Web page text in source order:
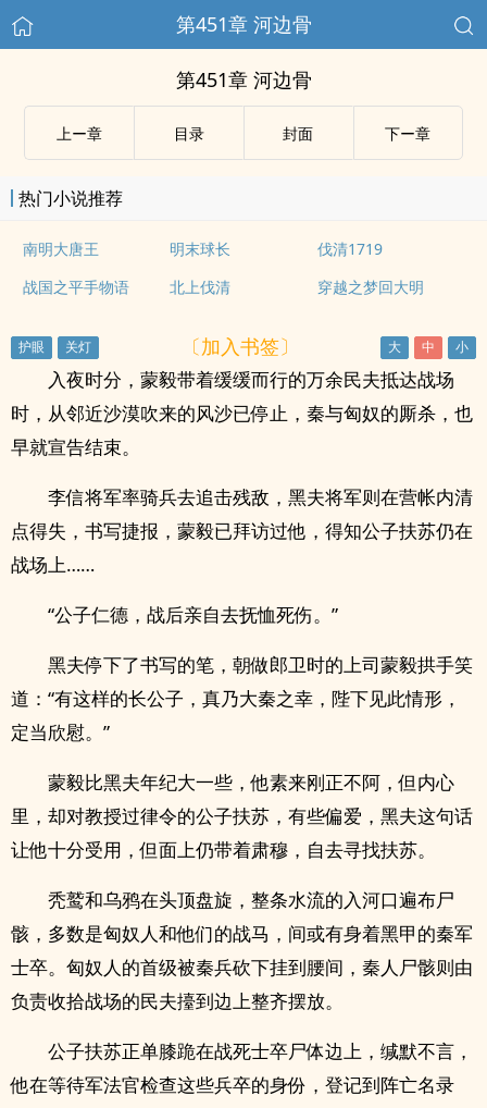
第451章 河边骨
第451章 河边骨
上ー章 目录 封面 下ー章
热门小说推荐
南明大唐王 明末球长
伐清1719
战国之平手物语
北上伐清 穿越之梦回大明
〔加入书签〕
入夜时分，蒙毅带着缓缓而行的万余民夫抵达战场
时，从邻近沙漠吹来的风沙已停止，秦与匈奴的厮杀，也
早就宣告结束。
李信将军率骑兵去追击残敌，黑夫将军则在营帐内清
点得失，书写捷报，蒙毅已拜访过他，得知公子扶苏仍在
战场上……
“公子仁德，战后亲自去抚恤死伤。”
黑夫停下了书写的笔，朝做郎卫时的上司蒙毅拱手笑
道：“有这样的长公子，真乃大秦之幸，陛下见此情形，
定当欣慰。”
蒙毅比黑夫年纪大一些，他素来刚正不阿，但内心
里，却对教授过律令的公子扶苏，有些偏爱，黑夫这句话
让他十分受用，但面上仍带着肃穆，自去寻找扶苏。
秃鹫和乌鸦在头顶盘旋，整条水流的入河口遍布尸
骸，多数是匈奴人和他们的战马，间或有身着黑甲的秦军
士卒。匈奴人的首级被秦兵砍下挂到腰间，秦人尸骸则由
负责收拾战场的民夫擡到边上整齐摆放。
公子扶苏正单膝跪在战死士卒尸体边上，缄默不言，
他在等待军法官检查这些兵卒的身份，登记到阵亡名录